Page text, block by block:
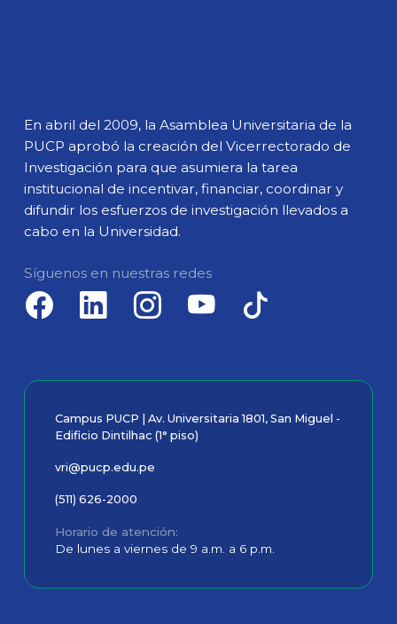
En abril del 2009, la Asamblea Universitaria de la
PUCP aprobó la creación del Vicerrectorado de
Investigación para que asumiera la tarea
institucional de incentivar, financiar, coordinar y
difundir los esfuerzos de investigación llevados a
cabo en la Universidad.
Síguenos en nuestras redes
Campus PUCP | Av. Universitaria 1801, San Miguel -
Edificio Dintilhac (1° piso)
vri@pucp.edu.pe
(511) 626-2000
Horario de atención
De lunes a viernes de 9 a.m. a 6 p.m.